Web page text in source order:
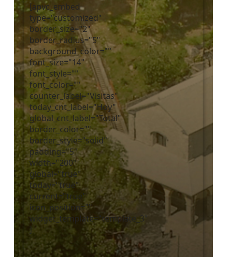
[apvc_embed
type="customized"
border_size="2"
border_radius="5"
background_color=""
font_size="14"
font_style=""
font_color=""
counter_label="Visitas"
today_cnt_label="Hoy"
global_cnt_label="Total"
border_color=""
border_style="solid"
padding="5"
width="200"
global="true"
today="true"
current="true"
icon_position=""
widget_template="template_3"
]